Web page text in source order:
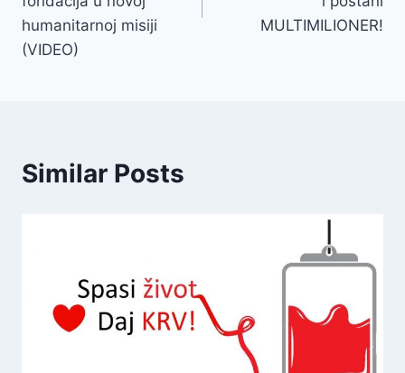
humanitarnoj misiji
(VIDEO)
MULTIMILIONER!
Similar Posts